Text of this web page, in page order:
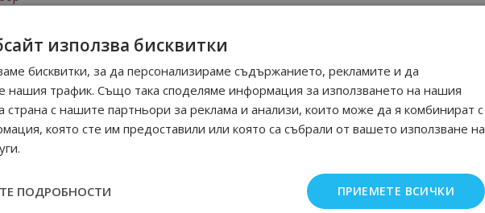
използва бисквитки
бисквитки, за да персонализираме съдържанието, рекламите и да
нашия трафик. Също така споделяме информация за използването на нашия
страна с нашите партньори за реклама и анализи, които може да я комбинират с
която сте им предоставили или която са събрали от вашето използване на
ПРИЕМЕТЕ ВСИЧКИ
ПОДРОБНОСТИ